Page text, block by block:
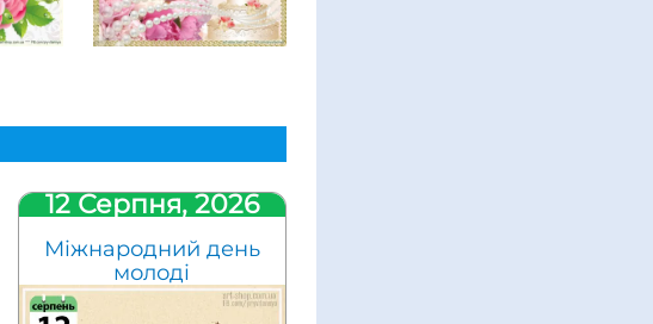
12 Серпня, 2026
Міжнародний день
молоді